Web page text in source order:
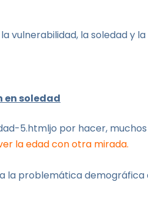
vulnerabilidad, la soledad y
en soledad
5.htmljo por hacer,
la edad con otra mirada.
la problemática